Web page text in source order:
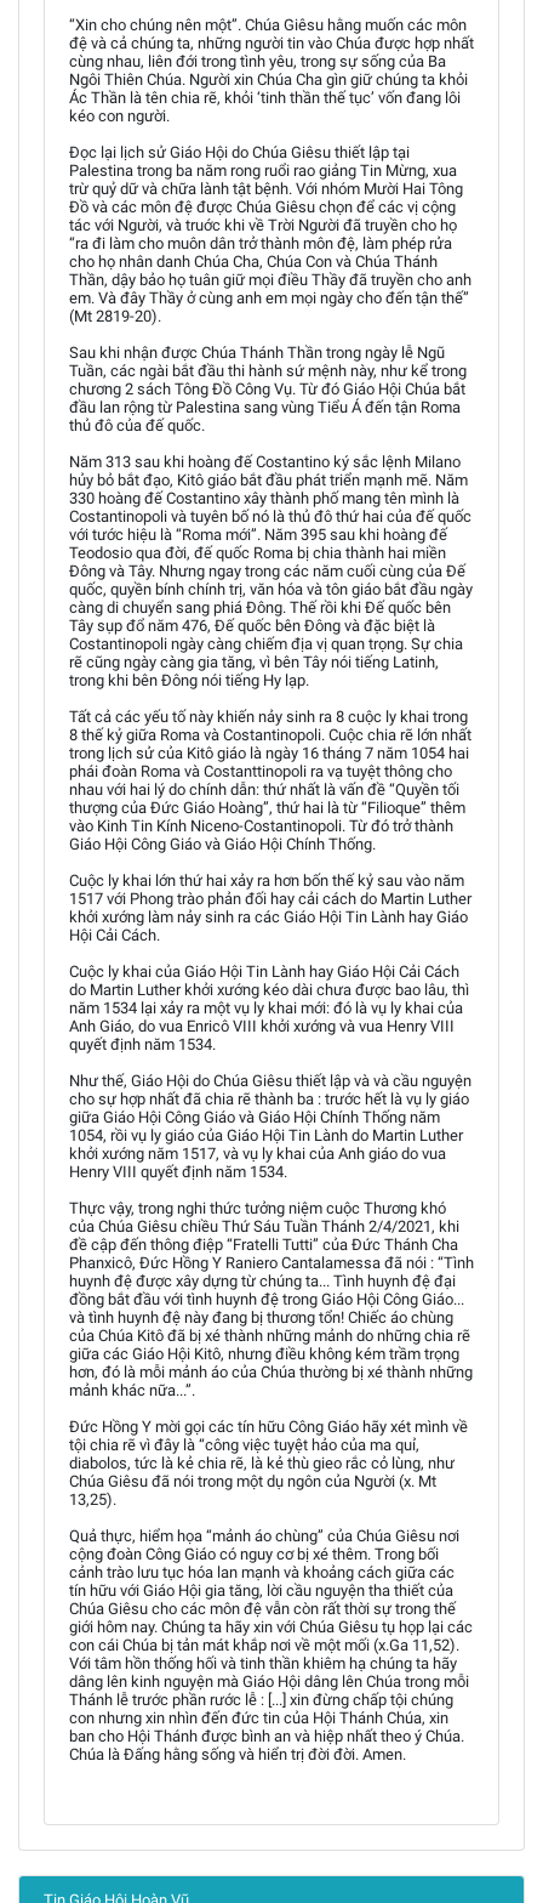
“Xin cho chúng nên một”. Chúa Giêsu hằng muốn các môn
đệ và cả chúng ta, những người tin vào Chúa được hợp nhất
cùng nhau, liên đới trong tình yêu, trong sự sống của Ba
Ngôi Thiên Chúa. Người xin Chúa Cha gìn giữ chúng ta khỏi
Ác Thần là tên chia rẽ, khỏi ‘tinh thần thế tục’ vốn đang lôi
kéo con người.
Đọc lại lịch sử Giáo Hội do Chúa Giêsu thiết lập tại
Palestina trong ba năm rong ruổi rao giảng Tin Mừng, xua
trừ quỷ dữ và chữa lành tật bệnh. Với nhóm Mười Hai Tông
Đồ và các môn đệ được Chúa Giêsu chọn để các vị cộng
tác với Người, và truớc khi về Trời Người đã truyền cho họ
“ra đi làm cho muôn dân trở thành môn đệ, làm phép rửa
cho họ nhân danh Chúa Cha, Chúa Con và Chúa Thánh
Thần, dậy bảo họ tuân giữ mọi điều Thầy đã truyền cho anh
em. Và đây Thầy ở cùng anh em mọi ngày cho đến tận thế”
(Mt 2819-20).
Sau khi nhận được Chúa Thánh Thần trong ngày lễ Ngũ
Tuần, các ngài bắt đầu thi hành sứ mệnh này, như kể trong
chương 2 sách Tông Đồ Công Vụ. Từ đó Giáo Hội Chúa bắt
đầu lan rộng từ Palestina sang vùng Tiểu Á đến tận Roma
thủ đô của đế quốc.
Năm 313 sau khi hoàng đế Costantino ký sắc lệnh Milano
hủy bỏ bắt đạo, Kitô giáo bắt đầu phát triển mạnh mẽ. Năm
330 hoàng đế Costantino xây thành phố mang tên mình là
Costantinopoli và tuyên bố nó là thủ đô thứ hai của đế quốc
với tước hiệu là “Roma mới”. Năm 395 sau khi hoàng đế
Teodosio qua đời, đế quốc Roma bị chia thành hai miền
Đông và Tây. Nhưng ngay trong các năm cuối cùng của Đế
quốc, quyền bính chính trị, văn hóa và tôn giáo bắt đầu ngày
càng di chuyển sang phiá Đông. Thế rồi khi Đế quốc bên
Tây sụp đổ năm 476, Đế quốc bên Đông và đặc biệt là
Costantinopoli ngày càng chiếm địa vị quan trọng. Sự chia
rẽ cũng ngày càng gia tăng, vì bên Tây nói tiếng Latinh,
trong khi bên Đông nói tiếng Hy lạp.
Tất cả các yếu tố này khiến nảy sinh ra 8 cuộc ly khai trong
8 thế kỷ giữa Roma và Costantinopoli. Cuộc chia rẽ lớn nhất
trong lịch sử của Kitô giáo là ngày 16 tháng 7 năm 1054 hai
phái đoàn Roma và Costanttinopoli ra vạ tuyệt thông cho
nhau với hai lý do chính dẫn: thứ nhất là vấn đề “Quyền tối
thượng của Đức Giáo Hoàng”, thứ hai là từ “Filioque” thêm
vào Kinh Tin Kính Niceno-Costantinopoli. Từ đó trở thành
Giáo Hội Công Giáo và Giáo Hội Chính Thống.
Cuộc ly khai lớn thứ hai xảy ra hơn bốn thế kỷ sau vào năm
1517 với Phong trào phản đối hay cải cách do Martin Luther
khởi xướng làm nảy sinh ra các Giáo Hội Tin Lành hay Giáo
Hội Cải Cách.
Cuộc ly khai của Giáo Hội Tin Lành hay Giáo Hội Cải Cách
do Martin Luther khởi xướng kéo dài chưa được bao lâu, thì
năm 1534 lại xảy ra một vụ ly khai mới: đó là vụ ly khai của
Anh Giáo, do vua Enricô VIII khởi xướng và vua Henry VIII
quyết định năm 1534.
Như thế, Giáo Hội do Chúa Giêsu thiết lập và và cầu nguyện
cho sự hợp nhất đã chia rẽ thành ba : trước hết là vụ ly giáo
giữa Giáo Hội Công Giáo và Giáo Hội Chính Thống năm
1054, rồi vụ ly giáo của Giáo Hội Tin Lành do Martin Luther
khởi xướng năm 1517, và vụ ly khai của Anh giáo do vua
Henry VIII quyết định năm 1534.
Thực vậy, trong nghi thức tưởng niệm cuộc Thương khó
của Chúa Giêsu chiều Thứ Sáu Tuần Thánh 2/4/2021, khi
đề cập đến thông điệp “Fratelli Tutti” của Đức Thánh Cha
Phanxicô, Đức Hồng Y Raniero Cantalamessa đã nói : “Tình
huynh đệ được xây dựng từ chúng ta... Tình huynh đệ đại
đồng bắt đầu với tình huynh đệ trong Giáo Hội Công Giáo...
và tình huynh đệ này đang bị thương tổn! Chiếc áo chùng
của Chúa Kitô đã bị xé thành những mảnh do những chia rẽ
giữa các Giáo Hội Kitô, nhưng điều không kém trầm trọng
hơn, đó là mỗi mảnh áo của Chúa thường bị xé thành những
mảnh khác nữa...”.
Đức Hồng Y mời gọi các tín hữu Công Giáo hãy xét mình về
tội chia rẽ vì đây là “công việc tuyệt hảo của ma quỉ,
diabolos, tức là kẻ chia rẽ, là kẻ thù gieo rắc cỏ lùng, như
Chúa Giêsu đã nói trong một dụ ngôn của Người (x. Mt
13,25).
Quả thực, hiểm họa “mảnh áo chùng” của Chúa Giêsu nơi
cộng đoàn Công Giáo có nguy cơ bị xé thêm. Trong bối
cảnh trào lưu tục hóa lan mạnh và khoảng cách giữa các
tín hữu với Giáo Hội gia tăng, lời cầu nguyện tha thiết của
Chúa Giêsu cho các môn đệ vẫn còn rất thời sự trong thế
giới hôm nay. Chúng ta hãy xin với Chúa Giêsu tụ họp lại các
con cái Chúa bị tản mát khắp nơi về một mối (x.Ga 11,52).
Với tâm hồn thống hối và tinh thần khiêm hạ chúng ta hãy
dâng lên kinh nguyện mà Giáo Hội dâng lên Chúa trong mỗi
Thánh lễ trước phần rước lễ : [...] xin đừng chấp tội chúng
con nhưng xin nhìn đến đức tin của Hội Thánh Chúa, xin
ban cho Hội Thánh được bình an và hiệp nhất theo ý Chúa.
Chúa là Đấng hằng sống và hiển trị đời đời. Amen.